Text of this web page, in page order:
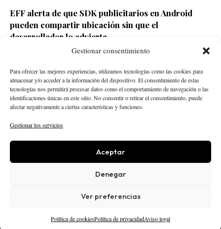
Gestionar consentimiento
Para ofrecer las mejores experiencias, utilizamos tecnologías como las cookies para
almacenar y/o acceder a la información del dispositivo. El consentimiento de estas
tecnologías nos permitirá procesar datos como el comportamiento de navegación o las
identificaciones únicas en este sitio. No consentir o retirar el consentimiento, puede
afectar negativamente a ciertas características y funciones.
Gestionar los servicios
Aceptar
Denegar
Ver preferencias
Política de cookiesPolítica de privacidadAviso legal
EFF alerta de que SDK publicitarios en Android
pueden compartir ubicación sin que el
desarrollador lo advierta
Hace 1 día
INTELIGENCIA ARTIFICIAL
CREATOR ECONOMY
ROBÓTICA
NEGOCIOS
ECONOMÍA
ACTUALIDAD
AVISO LEGAL
PRIVACIDAD